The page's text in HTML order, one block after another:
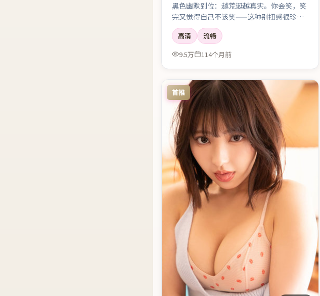
黑色幽默到位：越荒诞越真实。你会笑，笑
完又觉得自己不该笑——这种别扭感很珍
贵。
高清
流畅
9.5万
114个月前
首推